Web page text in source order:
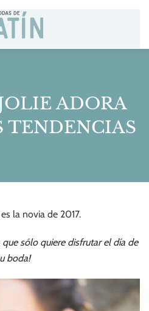
ADORA
TENDENCIAS
la novia de 2017.
sólo quiere disfrutar el día de
boda!